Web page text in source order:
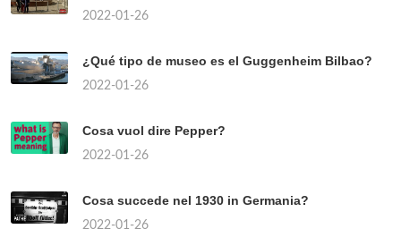
2022-01-26
¿Qué tipo de museo es el Guggenheim Bilbao?
2022-01-26
Cosa vuol dire Pepper?
2022-01-26
Cosa succede nel 1930 in Germania?
2022-01-26